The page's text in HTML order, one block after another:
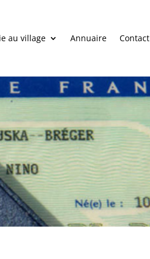
au village Annuaire Contact